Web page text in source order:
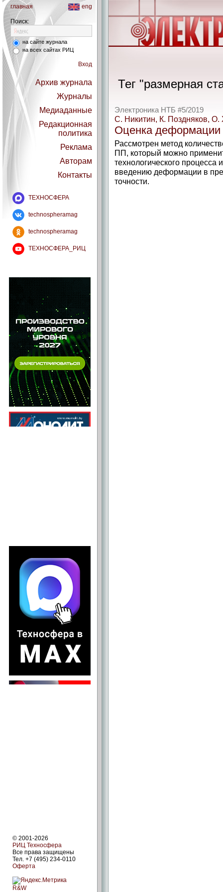
главная eng
Поиск:
на сайте журнала
на всех сайтах РИЦ
Вход
Архив журнала
Журналы
Медиаданные
Редакционная
политика
Реклама
Авторам
Контакты
ТЕХНОСФЕРА
technospheramag
technospheramag
ТЕХНОСФЕРА_РИЦ
© 2001-2026
РИЦ Техносфера
Все права защищены
Тел. +7 (495) 234-0110
Оферта
R&W
Тег "размерная
Электроника НТБ #5/2019
С. Никитин, К. Поздняков, О.
Оценка деформации
Рассмотрен метод
ПП, который можно
технологического процесса
введению деформации в
точности.